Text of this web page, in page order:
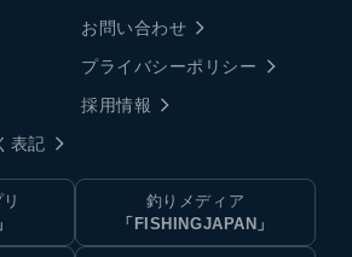
お問い合わせ
プライバシーポリシー
採用情報
表記
釣りメディア
「FISHINGJAPAN」